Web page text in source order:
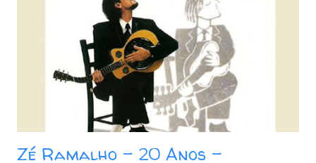
Zé Ramalho - 20 Anos -